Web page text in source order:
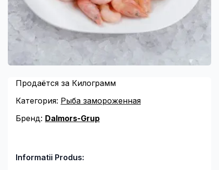
Продаётся за Килограмм
Категория: Рыба замороженная
Бренд: Dalmors-Grup
Informatii Produs: